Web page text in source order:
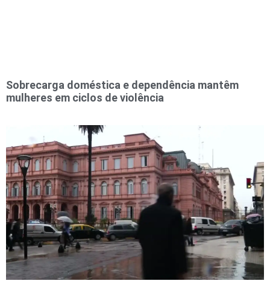
Sobrecarga doméstica e dependência mantêm
mulheres em ciclos de violência